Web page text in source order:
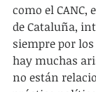
como el
de Cataluña,
siempre por
hay muchas
no están